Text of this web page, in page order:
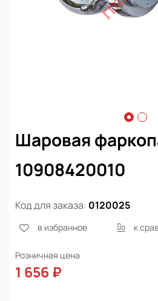
Шаровая
10908420010
Код для заказа: 0120025
в избранное к
Розничная цена
1 656 ₽